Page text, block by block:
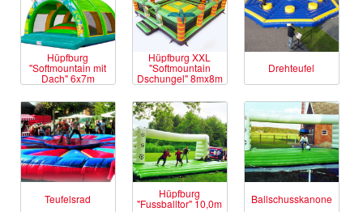
Hüpfburg
"Softmountain mit
Dach" 6x7m
Hüpfburg XXL
"Softmountain
Dschungel" 8mx8m
Drehteufel
Teufelsrad Hüpfburg
"Fussballtor" 10,0m Ballschusskanone